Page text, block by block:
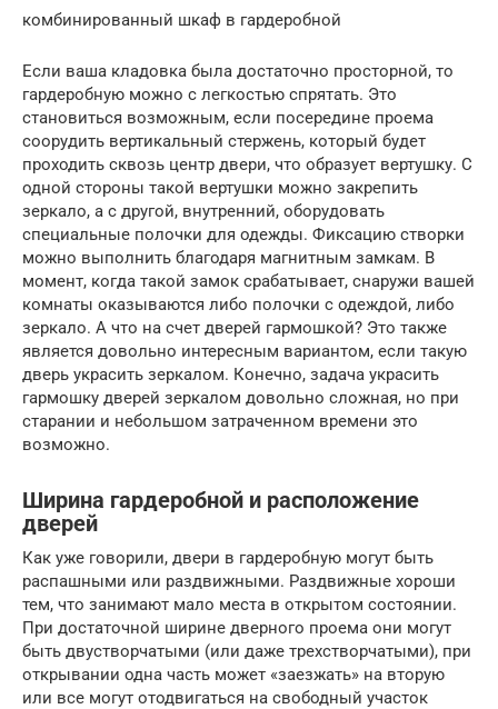
комбинированный шкаф в гардеробной
Если ваша кладовка была достаточно просторной, то
гардеробную можно с легкостью спрятать. Это
становиться возможным, если посередине проема
соорудить вертикальный стержень, который будет
проходить сквозь центр двери, что образует вертушку. С
одной стороны такой вертушки можно закрепить
зеркало, а с другой, внутренний, оборудовать
специальные полочки для одежды. Фиксацию створки
можно выполнить благодаря магнитным замкам. В
момент, когда такой замок срабатывает, снаружи вашей
комнаты оказываются либо полочки с одеждой, либо
зеркало. А что на счет дверей гармошкой? Это также
является довольно интересным вариантом, если такую
дверь украсить зеркалом. Конечно, задача украсить
гармошку дверей зеркалом довольно сложная, но при
старании и небольшом затраченном времени это
возможно.
Ширина гардеробной и расположение
дверей
Как уже говорили, двери в гардеробную могут быть
распашными или раздвижными. Раздвижные хороши
тем, что занимают мало места в открытом состоянии.
При достаточной ширине дверного проема они могут
быть двустворчатыми (или даже трехстворчатыми), при
открывании одна часть может «заезжать» на вторую
или все могут отодвигаться на свободный участок